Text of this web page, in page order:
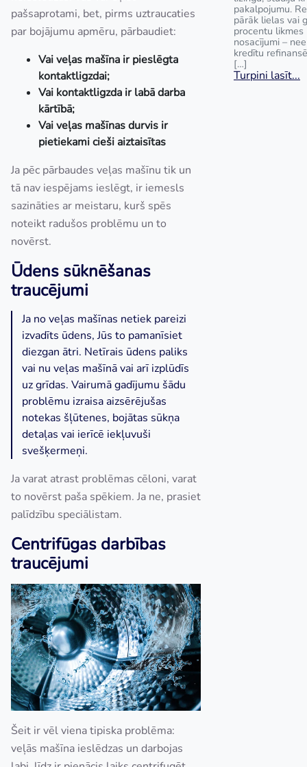
pašsaprotami, bet, pirms uztraucaties
par bojājumu apmēru, pārbaudiet:
Vai veļas mašīna ir pieslēgta
kontaktligzdai;
Vai kontaktligzda ir labā darba
kārtībā;
Vai veļas mašīnas durvis ir
pietiekami cieši aiztaisītas
Ja pēc pārbaudes veļas mašīnu tik un
tā nav iespējams ieslēgt, ir iemesls
sazināties ar meistaru, kurš spēs
noteikt radušos problēmu un to
novērst.
Ūdens sūknēšanas
traucējumi
Ja no veļas mašīnas netiek pareizi
izvadīts ūdens, Jūs to pamanīsiet
diezgan ātri. Netīrais ūdens paliks
vai nu veļas mašīnā vai arī izplūdīs
uz grīdas. Vairumā gadījumu šādu
problēmu izraisa aizsērējušas
notekas šļūtenes, bojātas sūkņa
detaļas vai ierīcē iekļuvuši
svešķermeņi.
Ja varat atrast problēmas cēloni, varat
to novērst paša spēkiem. Ja ne, prasiet
palīdzību speciālistam.
Centrifūgas darbības
traucējumi
Šeit ir vēl viena tipiska problēma:
veļās mašīna ieslēdzas un darbojas
pakalpojumu.
pārāk lielas vai
procentu
nosacījumi –
kredītu
[…]
Turpini lasīt...